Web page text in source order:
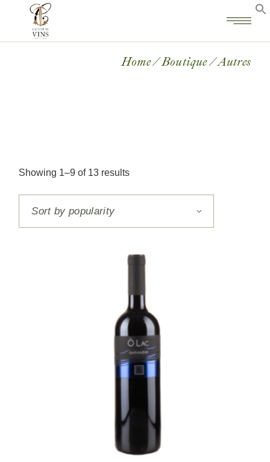
Home Boutique Autres
Showing 1–9 of 13 results
Sort by popularity